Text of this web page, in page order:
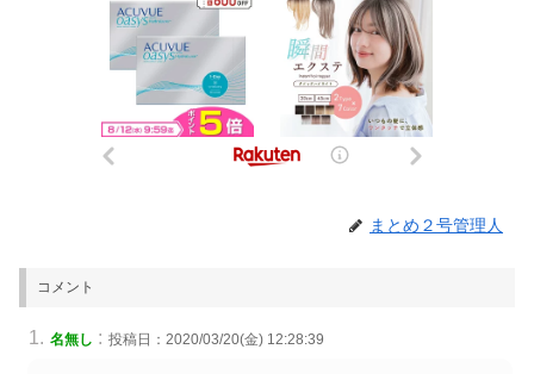
まとめ２号管理人
コメント
名無し : 投稿日：2020/03/20(金) 12:28:39